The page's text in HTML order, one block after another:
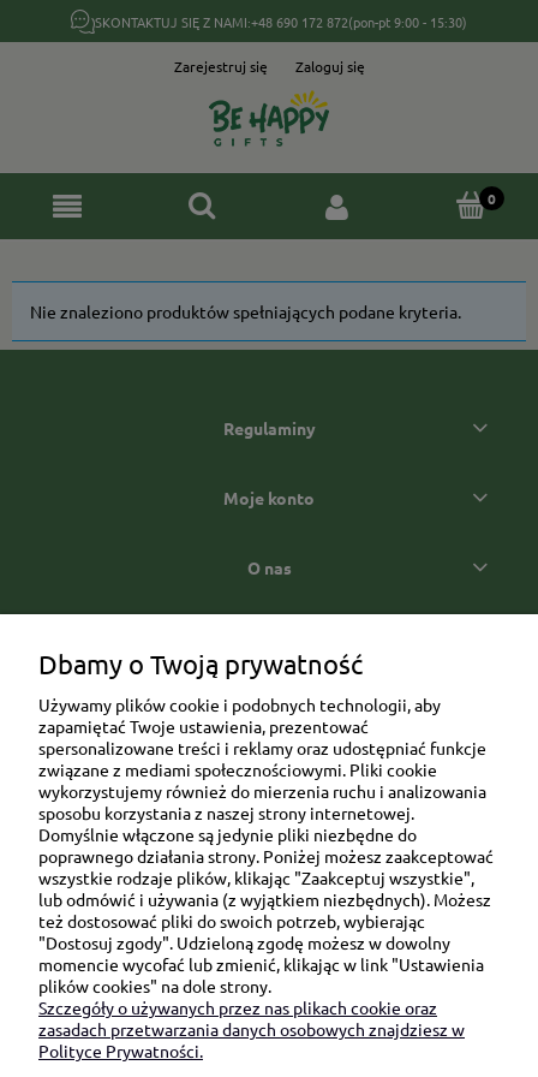
SKONTAKTUJ SIĘ Z NAMI:+48 690 172 872(pon-pt 9:00 - 15:30)
Zarejestruj się Zaloguj się
Nie znaleziono produktów spełniających podane kryteria.
Regulaminy
Moje konto
O nas
Ul. Brukowa 6/8 lok. 57/58
91-341 Łódź
NIP: 6751510615
SKONTAKTUJ SIĘ Z NAMI:
sklep@be-happygifts.com
+48 690 172 872
(pon-pt 9:00 - 15:30)
Dbamy o Twoją prywatność
Używamy plików cookie i podobnych technologii, aby
zapamiętać Twoje ustawienia, prezentować
spersonalizowane treści i reklamy oraz udostępniać funkcje
związane z mediami społecznościowymi. Pliki cookie
wykorzystujemy również do mierzenia ruchu i analizowania
sposobu korzystania z naszej strony internetowej.
Domyślnie włączone są jedynie pliki niezbędne do
poprawnego działania strony. Poniżej możesz zaakceptować
wszystkie rodzaje plików, klikając "Zaakceptuj wszystkie",
lub odmówić i używania (z wyjątkiem niezbędnych). Możesz
też dostosować pliki do swoich potrzeb, wybierając
"Dostosuj zgody". Udzieloną zgodę możesz w dowolny
momencie wycofać lub zmienić, klikając w link "Ustawienia
plików cookies" na dole strony.
Szczegóły o używanych przez nas plikach cookie oraz
zasadach przetwarzania danych osobowych znajdziesz w
Polityce Prywatności.